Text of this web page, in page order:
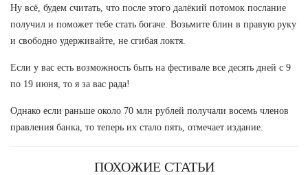
Ну всё, будем считать, что после этого далёкий потомок послание
получил и поможет тебе стать богаче. Возьмите блин в правую руку
и свободно удерживайте, не сгибая локтя.
Если у вас есть возможность быть на фестивале все десять дней с 9
по 19 июня, то я за вас рада!
Однако если раньше около 70 млн рублей получали восемь членов
правления банка, то теперь их стало пять, отмечает издание.
ПОХОЖИЕ СТАТЬИ